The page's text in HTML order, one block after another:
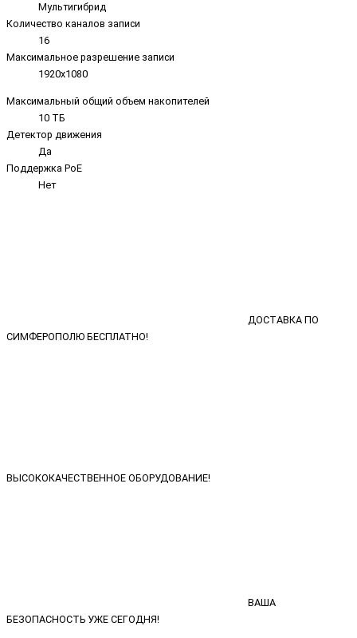
Мультигибрид
Количество каналов записи
16
Максимальное разрешение записи
1920x1080
Максимальный общий объем накопителей
10 ТБ
Детектор движения
Да
Поддержка PoE
Нет
ДОСТАВКА ПО
СИМФЕРОПОЛЮ БЕСПЛАТНО!
ВЫСОКОКАЧЕСТВЕННОЕ ОБОРУДОВАНИЕ!
ВАША
БЕЗОПАСНОСТЬ УЖЕ СЕГОДНЯ!